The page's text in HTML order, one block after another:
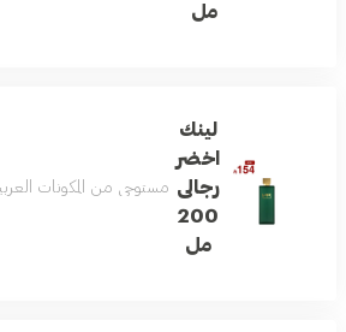
مل
لينك
اخضر
رجالى
200
مل
مستوحى من المكونات